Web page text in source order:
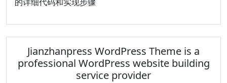
Jianzhanpress WordPress Theme is a
professional WordPress website building
service provider